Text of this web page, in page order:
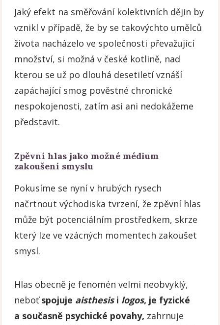
Jaký efekt na směřování kolektivních dějin by
vznikl v případě, že by se takovýchto umělců
života nacházelo ve společnosti převažující
množství, si možná v české kotlině, nad
kterou se už po dlouhá desetiletí vznáší
zapáchající smog pověstné chronické
nespokojenosti, zatím asi ani nedokážeme
představit.
Zpěvní hlas jako možné médium
zakoušení smyslu
Pokusíme se nyní v hrubých rysech
načrtnout východiska tvrzení, že zpěvní hlas
může být potenciálním prostředkem, skrze
který lze ve vzácných momentech zakoušet
smysl.
Hlas obecně je fenomén velmi neobvyklý,
neboťspojuje aisthesisi logos, je fyzické
a současně psychické povahy, zahrnuje